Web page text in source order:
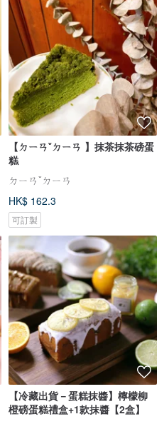
【ㄉㄧㄢˇㄉㄧㄢ 】抹茶抹茶磅蛋
糕
ㄉㄧㄢˇㄉㄧㄢ
HK$ 162.3
可訂製
【冷藏出貨－蛋糕抹醬】檸檬柳
橙磅蛋糕禮盒+1款抹醬【2盒】